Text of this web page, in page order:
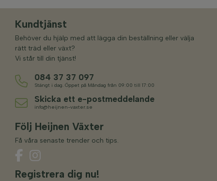
Kundtjänst
Behöver du hjälp med att lägga din beställning eller välja
rätt träd eller växt?
Vi står till din tjänst!
084 37 37 097
Stängt i dag. Öppet på Måndag från 09:00 till 17:00
Skicka ett e-postmeddelande
info@heijnen-vaxter.se
Följ Heijnen Växter
Få våra senaste trender och tips.
Registrera dig nu!